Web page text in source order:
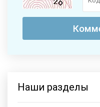
Наши разделы